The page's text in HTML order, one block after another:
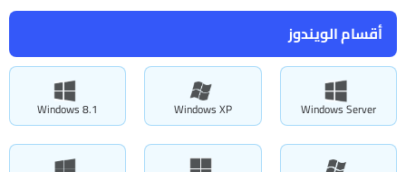
أقسام الويندوز
Windows Server
Windows XP
Windows 8.1